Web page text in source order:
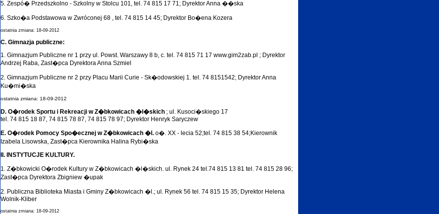
5. Zespó� Przedszkolno - Szkolny w Stolcu 101, tel. 74 815 17 71; Dyrektor Anna ��ska
6. Szko�a Podstawowa w Zwróconej 68 , tel. 74 815 14 45; Dyrektor Bo�ena Kozera
ostatnia zmiana: 18-09-2012
C. Gimnazja publiczne:
1. Gimnazjum Publiczne nr 1 przy ul. Powst. Warszawy 8 b, c. tel. 74 815 71 17 www.gim2zab.pl ; Dyrektor
Andrzej Raba, Zast�pca Dyrektora Anna Szmiel
2. Gimnazjum Publiczne nr 2 przy Placu Marii Curie - Sk�odowskiej 1. tel. 74 8151542; Dyrektor Anna
Ku�mi�ska
ostatnia zmiana: 18-09-2012
D. O�rodek Sportu i Rekreacji w Z�bkowicach �l�skich ; ul. Kusoci�skiego 17
tel. 74 815 18 87, 74 815 78 87, 74 815 78 97; Dyrektor Henryk Saryczew
E. O�rodek Pomocy Spo�ecznej w Z�bkowicach �l. o�. XX - lecia 52;tel. 74 815 38 54;Kierownik
Izabela Lisowska, Zast�pca Kierownika Halina Rybi�ska
II. INSTYTUCJE KULTURY.
1. Z�bkowicki O�rodek Kultury w Z�bkowicach �l�skich. ul. Rynek 24 tel.74 815 13 81 tel. 74 815 28 96;
Zast�pca Dyrektora Zbigniew �upak
2. Publiczna Biblioteka Miasta i Gminy Z�bkowicach �l.; ul. Rynek 56 tel. 74 815 15 35; Dyrektor Helena
Wolnik-Kliber
ostatnia zmiana: 18-09-2012